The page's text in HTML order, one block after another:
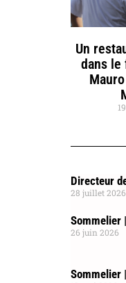
Un
dans
Directeur
28 juillet 2026
Sommelier
26 juin 2026
Sommelier